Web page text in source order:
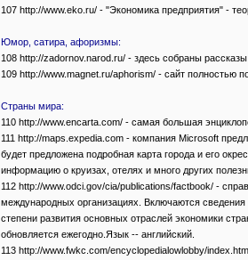
107 http://www.eko.ru/ - "Экономика предприятия" -
Юмор, сатира, афоризмы:
108 http://zadornov.narod.ru/ - здесь собраны
109 http://www.magnet.ru/aphorism/ - сайт полностью
Страны мира:
110 http://www.encarta.com/ - самая большая
111 http://maps.expedia.com - компания Microsoft
будет предложена подробная карта города и его
информацию о круизах, отелях и много других
112 http://www.odci.gov/cia/publications/factbook/ -
международных организациях. Включаются
степени развития основных отраслей экономики
обновляется ежегодно.Язык -- английский.
113 http://www.fwkc.com/encyclopedialowlobby/